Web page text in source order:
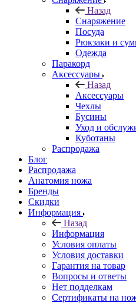
Назад
Снаряжение
Посуда
Рюкзаки и
Одежда
Паракорд
Аксессуары
Назад
Аксессуары
Чехлы
Бусины
Уход и
Куботаны
Распродажа
Блог
Распродажа
Анатомия ножа
Бренды
Скидки
Информация
Назад
Информация
Условия оплаты
Условия доставки
Гарантия на товар
Вопросы и ответы
Нет подделкам
Сертификаты на